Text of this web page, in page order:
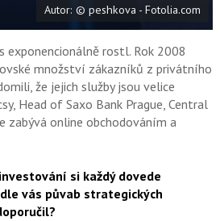
o
k
u
Autor: © peshkova - Fotolia.com
exponencionálně rostl. Rok 2008
množství zákazníků z privátního
že jejich služby jsou velice
Head of Saxo Bank Prague, Central
zabývá online obchodováním a
si každý dovede
vás půvab strategických